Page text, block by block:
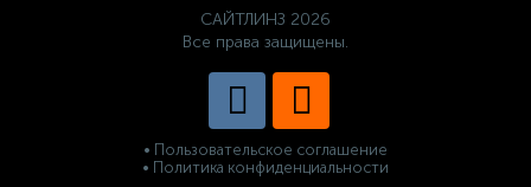
САЙТЛИНЗ 2026
Все права защищены.
• Пользовательское соглашение
• Политика конфиденциальности